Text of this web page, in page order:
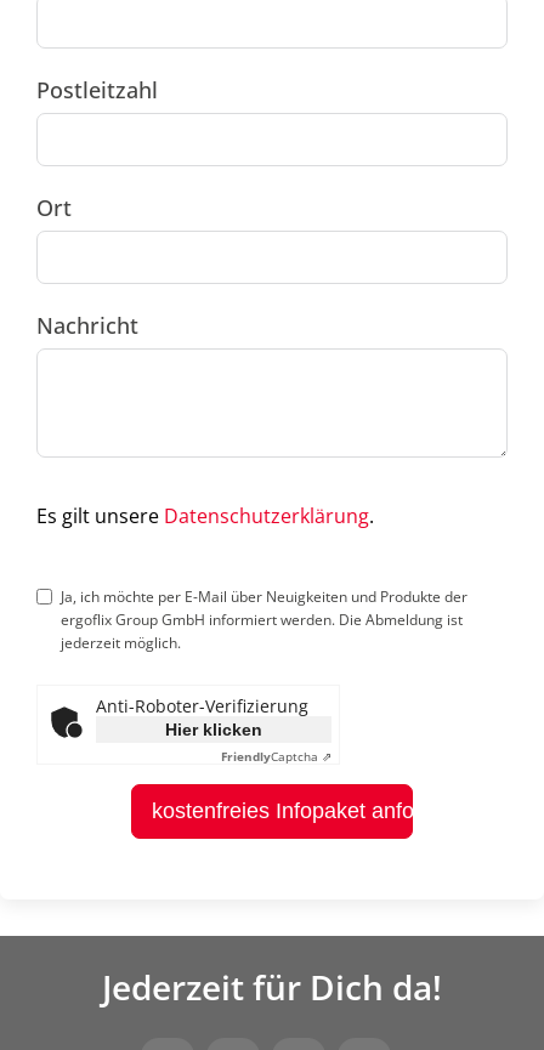
Postleitzahl
Ort
Nachricht
Es gilt unsere Datenschutzerklärung.
Ja, ich möchte per E-Mail über Neuigkeiten und Produkte der
ergoflix Group GmbH informiert werden. Die Abmeldung ist
jederzeit möglich.
Anti-Roboter-Verifizierung
Hier klicken
FriendlyCaptcha ⇗
kostenfreies Infopaket anfordern
Jederzeit für Dich da!